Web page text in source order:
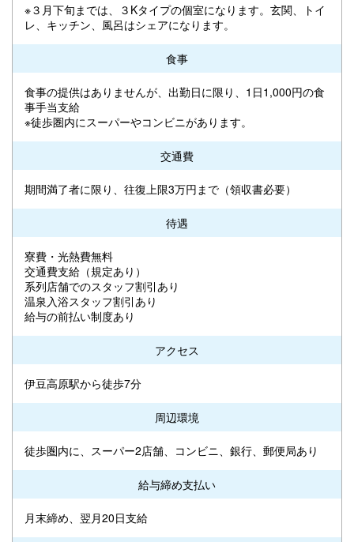
※３月下旬までは、３Kタイプの個室になります。玄関、トイ
レ、キッチン、風呂はシェアになります。
食事
食事の提供はありませんが、出勤日に限り、1日1,000円の食
事手当支給
※徒歩圏内にスーパーやコンビニがあります。
交通費
期間満了者に限り、往復上限3万円まで（領収書必要）
待遇
寮費・光熱費無料
交通費支給（規定あり）
系列店舗でのスタッフ割引あり
温泉入浴スタッフ割引あり
給与の前払い制度あり
アクセス
伊豆高原駅から徒歩7分
周辺環境
徒歩圏内に、スーパー2店舗、コンビニ、銀行、郵便局あり
給与締め支払い
月末締め、翌月20日支給